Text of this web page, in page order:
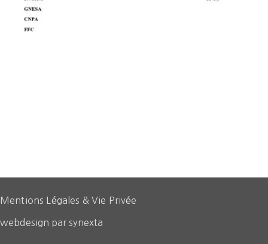
Mentions Légales & Vie Privée
webdesign par synexta